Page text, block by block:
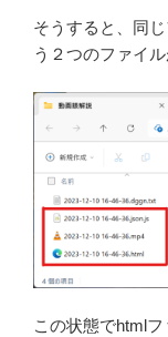
そうすると、同
う２つのファイ
この状態でhtml